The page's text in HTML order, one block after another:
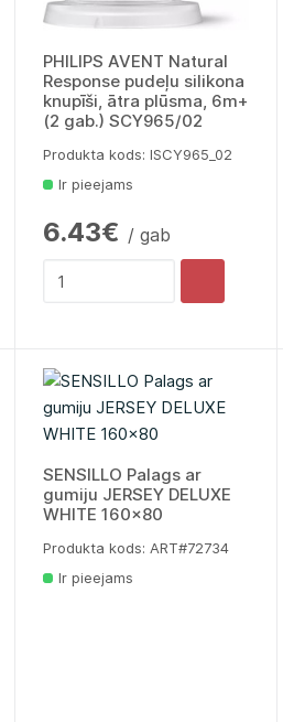
PHILIPS AVENT Natural
Response pudeļu silikona
knupīši, ātra plūsma, 6m+
(2 gab.) SCY965/02
Produkta kods: lSCY965_02
Ir pieejams
6.43€ / gab
SENSILLO Palags ar
gumiju JERSEY DELUXE
WHITE 160x80
Produkta kods: ART#72734
Ir pieejams